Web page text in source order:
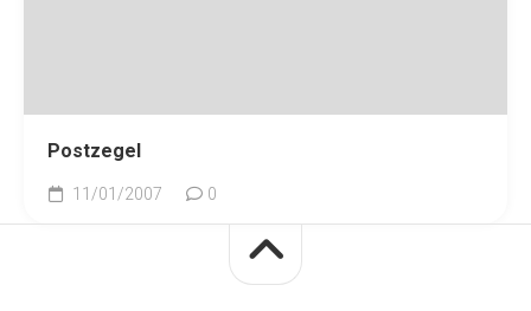
Postzegel
11/01/2007 0